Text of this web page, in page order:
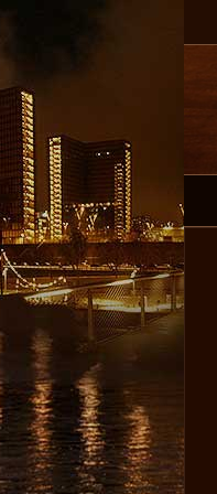
contenu